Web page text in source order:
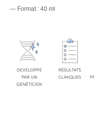
— Format : 40 ml